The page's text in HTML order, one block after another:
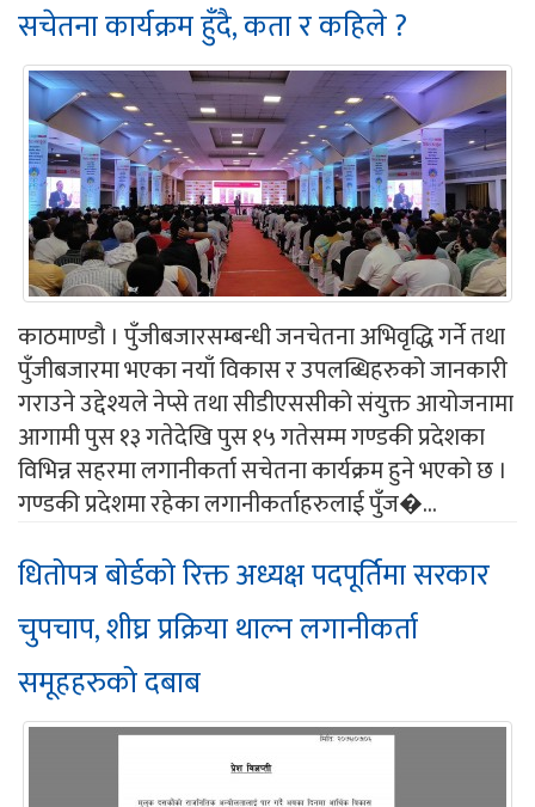
सचेतना कार्यक्रम हुँदै, कता र कहिले ?
काठमाण्डौ । पुँजीबजारसम्बन्धी जनचेतना अभिवृद्धि गर्ने तथा
पुँजीबजारमा भएका नयाँ विकास र उपलब्धिहरुको जानकारी
गराउने उद्देश्यले नेप्से तथा सीडीएससीको संयुक्त आयोजनामा
आगामी पुस १३ गतेदेखि पुस १५ गतेसम्म गण्डकी प्रदेशका
विभिन्न सहरमा लगानीकर्ता सचेतना कार्यक्रम हुने भएको छ ।
गण्डकी प्रदेशमा रहेका लगानीकर्ताहरुलाई पुँज�...
धितोपत्र बोर्डको रिक्त अध्यक्ष पदपूर्तिमा सरकार
चुपचाप, शीघ्र प्रक्रिया थाल्न लगानीकर्ता
समूहहरुको दबाब